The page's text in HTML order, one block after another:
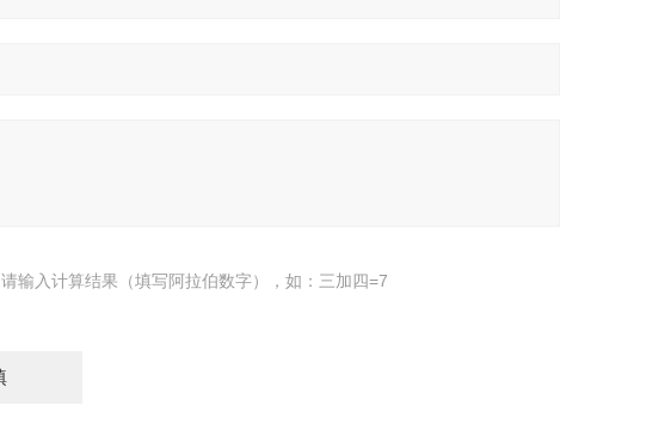
请输入计算结果（填写阿拉伯数字），如：三加四=7